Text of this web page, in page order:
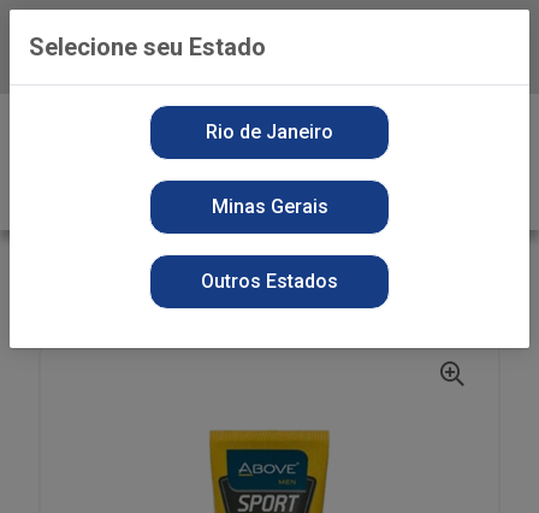
Baixe já o APP da Playvender
PERFUMARIA
DESODORANTE
DES CREME BISN ABOVE 50G SPORT ENERG MEN
Selecione seu Estado
Rio de Janeiro
Minas Gerais
Outros Estados